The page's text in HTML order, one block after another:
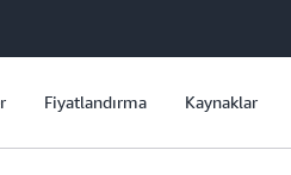
Fiyatlandırma Kaynaklar